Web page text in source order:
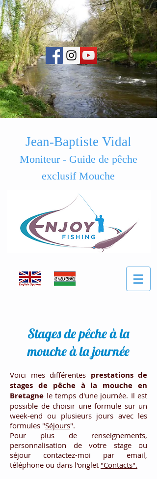
Jean-Baptiste Vidal
Moniteur - Guide de pêche
exclusif Mouche
Stages de pêche à la
mouche à la journée
Voici mes différentes prestations de
stages de pêche à la mouche en
Bretagne le temps d'une journée. Il est
possible de choisir une formule sur un
week-end ou plusieurs jours avec les
formules "Séjours".
Pour plus de renseignements,
personnalisation de votre stage ou
séjour contactez-moi par email,
téléphone ou dans l'onglet "Contacts".